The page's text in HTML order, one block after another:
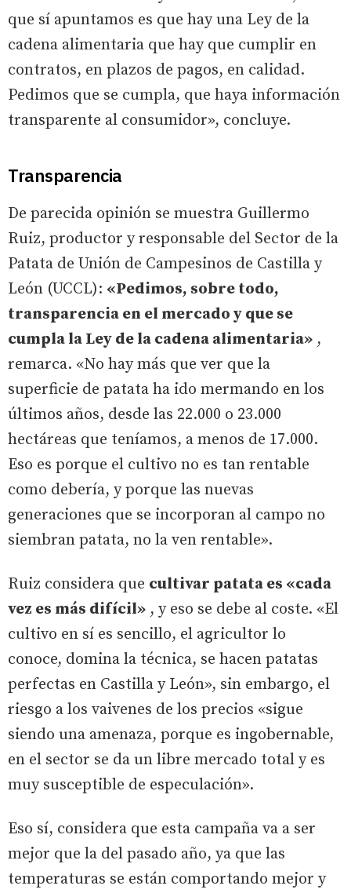
que sí apuntamos es que hay una Ley de la
cadena alimentaria que hay que cumplir en
contratos, en plazos de pagos, en calidad.
Pedimos que se cumpla, que haya información
transparente al consumidor», concluye.
Transparencia
De parecida opinión se muestra Guillermo
Ruiz, productor y responsable del Sector de la
Patata de Unión de Campesinos de Castilla y
León (UCCL): «Pedimos, sobre todo,
transparencia en el mercado y que se
cumpla la Ley de la cadena alimentaria» ,
remarca. «No hay más que ver que la
superficie de patata ha ido mermando en los
últimos años, desde las 22.000 o 23.000
hectáreas que teníamos, a menos de 17.000.
Eso es porque el cultivo no es tan rentable
como debería, y porque las nuevas
generaciones que se incorporan al campo no
siembran patata, no la ven rentable».
Ruiz considera que cultivar patata es «cada
vez es más difícil» , y eso se debe al coste. «El
cultivo en sí es sencillo, el agricultor lo
conoce, domina la técnica, se hacen patatas
perfectas en Castilla y León», sin embargo, el
riesgo a los vaivenes de los precios «sigue
siendo una amenaza, porque es ingobernable,
en el sector se da un libre mercado total y es
muy susceptible de especulación».
Eso sí, considera que esta campaña va a ser
mejor que la del pasado año, ya que las
temperaturas se están comportando mejor y